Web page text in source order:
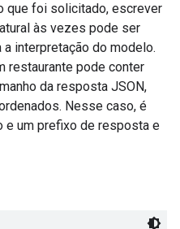
que foi solicitado, escrever
às vezes pode ser
interpretação do modelo.
restaurante pode conter
da resposta JSON,
Nesse caso, é
um prefixo de resposta e